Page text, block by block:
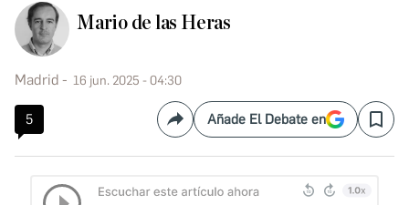
Mario de las Heras
Madrid 16 jun. 2025 - 04:30
5 CompartirAñade El Debate en Save